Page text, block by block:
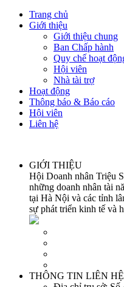
Trang chủ
Giới thiệu
Giới thiệu chung
Ban Chấp hành
Quy chế hoạt
Hội viên
Nhà tài trợ
Hoạt động
Thông báo & Báo cáo
Hội viên
Liên hệ
GIỚI THIỆU
Hội Doanh nhân Triệu
những doanh nhân tài
tại Hà Nội và các tỉnh
sự phát triển kinh tế và
THÔNG TIN LIÊN HỆ